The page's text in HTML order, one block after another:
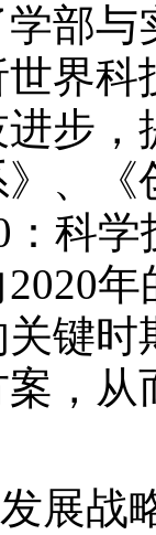
部
界
步
、
：科
键
，
展战